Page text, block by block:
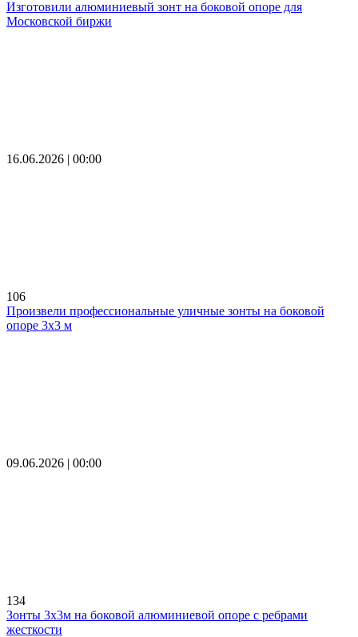
Изготовили алюминиевый зонт на боковой опоре для
Московской биржи
16.06.2026 | 00:00
106
Произвели профессиональные уличные зонты на боковой
опоре 3х3 м
09.06.2026 | 00:00
134
Зонты 3х3м на боковой алюминиевой опоре с ребрами
жесткости